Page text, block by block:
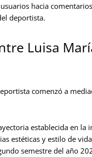
hacia
deportista.
Luisa
comenzó a
establecida en la
estéticas y estilo de
semestre del año